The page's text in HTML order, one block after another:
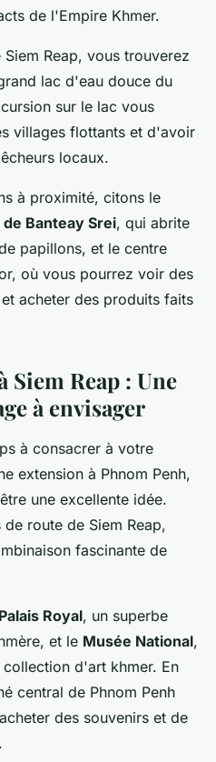
de l'Empire Khmer.
Reap, vous trouverez
lac d'eau douce du
sur le lac vous
villages flottants et d'avoir
locaux.
à proximité, citons le
Banteay Srei, qui abrite
papillons, et le centre
où vous pourrez voir des
acheter des produits faits
Siem Reap : Une
à envisager
à consacrer à votre
extension à Phnom Penh,
une excellente idée.
route de Siem Reap,
fascinante de
Palais Royal, un superbe
et le Musée National,
d'art khmer. En
central de Phnom Penh
des souvenirs et de